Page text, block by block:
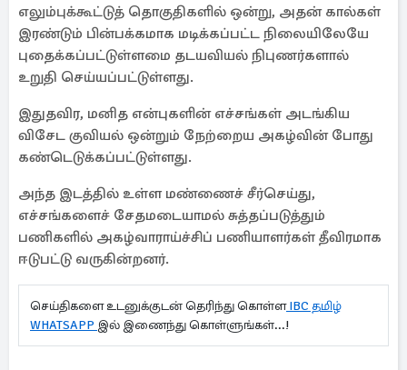
எலும்புக்கூட்டுத் தொகுதிகளில் ஒன்று, அதன் கால்கள்
இரண்டும் பின்பக்கமாக மடிக்கப்பட்ட நிலையிலேயே
புதைக்கப்பட்டுள்ளமை தடயவியல் நிபுணர்களால்
உறுதி செய்யப்பட்டுள்ளது.
இதுதவிர, மனித என்புகளின் எச்சங்கள் அடங்கிய
விசேட குவியல் ஒன்றும் நேற்றைய அகழ்வின் போது
கண்டெடுக்கப்பட்டுள்ளது.
அந்த இடத்தில் உள்ள மண்ணைச் சீர்செய்து,
எச்சங்களைச் சேதமடையாமல் சுத்தப்படுத்தும்
பணிகளில் அகழ்வாராய்ச்சிப் பணியாளர்கள் தீவிரமாக
ஈடுபட்டு வருகின்றனர்.
செய்திகளை உடனுக்குடன் தெரிந்து கொள்ளIBC தமிழ்
WHATSAPP இல் இணைந்து கொள்ளுங்கள்...!